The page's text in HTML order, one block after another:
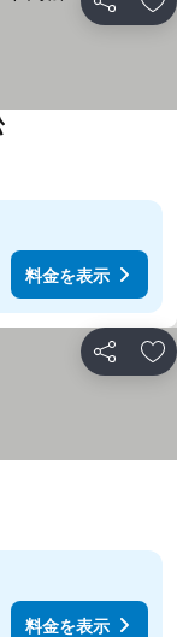
シェア お
料金を表示
シェア お
料金を表示